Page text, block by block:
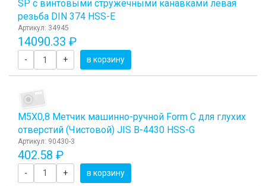
SP с винтовыми стружечными канавками левая
резьба DIN 374 HSS-E
Артикул: 34945
14090.33 ₽
- + в корзину
М5Х0,8 Метчик машинно-ручной Form C для глухих
отверстий (Чистовой) JIS B-4430 HSS-G
Артикул: 90430-3
402.58 ₽
- + в корзину